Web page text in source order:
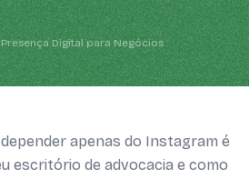
Digital para Negócios
apenas do Instagram é
escritório de advocacia e como